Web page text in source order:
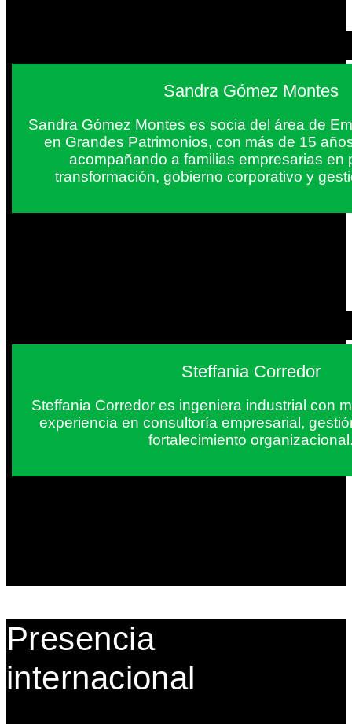
Sandra Gómez Montes
Sandra Gómez Montes es socia del área de
en Grandes Patrimonios, con más de 15
acompañando a familias empresarias en
transformación, gobierno corporativo y
Steffania Corredor
Steffania Corredor es ingeniera industrial con
experiencia en consultoría empresarial,
fortalecimiento
Presencia
internacional